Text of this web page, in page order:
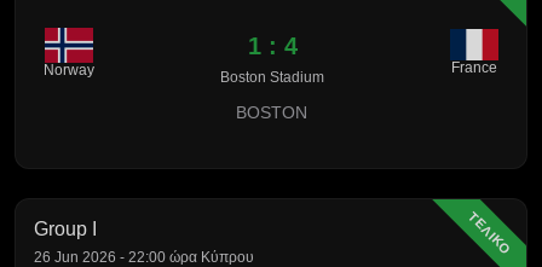
Norway
1 : 4
Boston Stadium
France
BOSTON
ΤΕΛΙΚΟ
Group I
26 Jun 2026 - 22:00 ώρα Κύπρου